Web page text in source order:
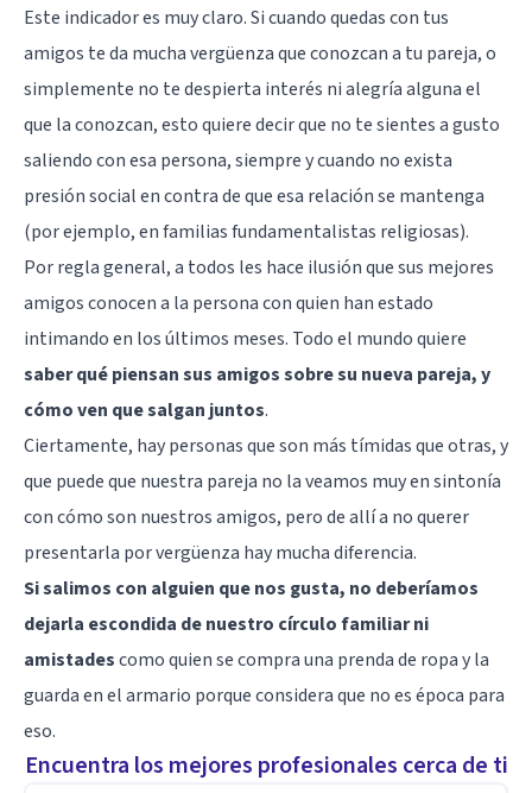
Este indicador es muy claro. Si cuando quedas con tus
amigos te da mucha vergüenza que conozcan a tu pareja, o
simplemente no te despierta interés ni alegría alguna el
que la conozcan, esto quiere decir que no te sientes a gusto
saliendo con esa persona, siempre y cuando no exista
presión social en contra de que esa relación se mantenga
(por ejemplo, en familias fundamentalistas religiosas).
Por regla general, a todos les hace ilusión que sus mejores
amigos conocen a la persona con quien han estado
intimando en los últimos meses. Todo el mundo quiere
saber qué piensan sus amigos sobre su nueva pareja, y
cómo ven que salgan juntos.
Ciertamente, hay personas que son más tímidas que otras, y
que puede que nuestra pareja no la veamos muy en sintonía
con cómo son nuestros amigos, pero de allí a no querer
presentarla por vergüenza hay mucha diferencia.
Si salimos con alguien que nos gusta, no deberíamos
dejarla escondida de nuestro círculo familiar ni
amistadescomo quien se compra una prenda de ropa y la
guarda en el armario porque considera que no es época para
eso.
Encuentra los mejores profesionales cerca de ti